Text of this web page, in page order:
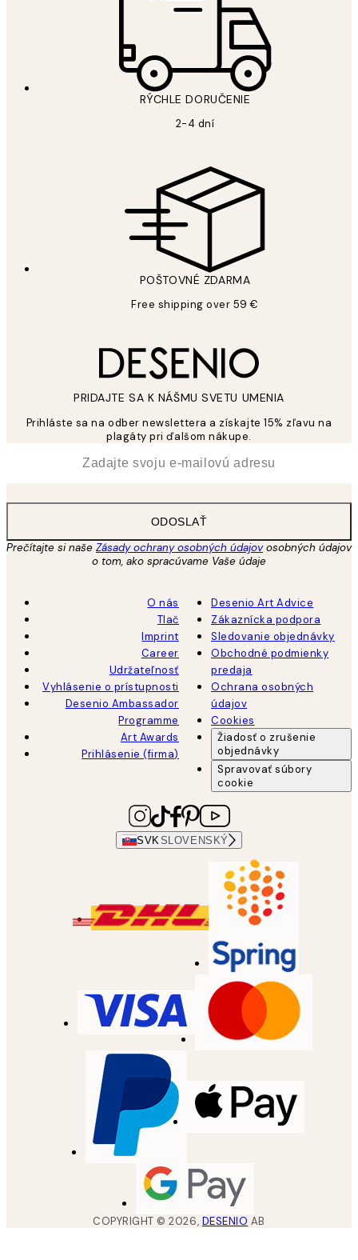
RÝCHLE DORUČENIE
2-4 dní
POŠTOVNÉ ZDARMA
Free shipping over 59 €
PRIDAJTE SA K NÁŠMU SVETU UMENIA
Prihláste sa na odber newslettera a získajte 15% zľavu na
plagáty pri ďalšom nákupe.
ODOSLAŤ
Prečítajte si naše Zásady ochrany osobných údajovosobných údajov
o tom, ako spracúvame Vaše údaje
O nás
Tlač
Imprint
Career
Udržateľnosť
Vyhlásenie o prístupnosti
Desenio Ambassador
Programme
Art Awards
Prihlásenie (firma)
Desenio Art Advice
Zákaznícka podpora
Sledovanie objednávky
Obchodné podmienky
predaja
Ochrana osobných
údajov
Cookies
Žiadosť o zrušenie
objednávky
Spravovať súbory
cookie
SVK SLOVENSKÝ
COPYRIGHT ©2026, DESENIO AB